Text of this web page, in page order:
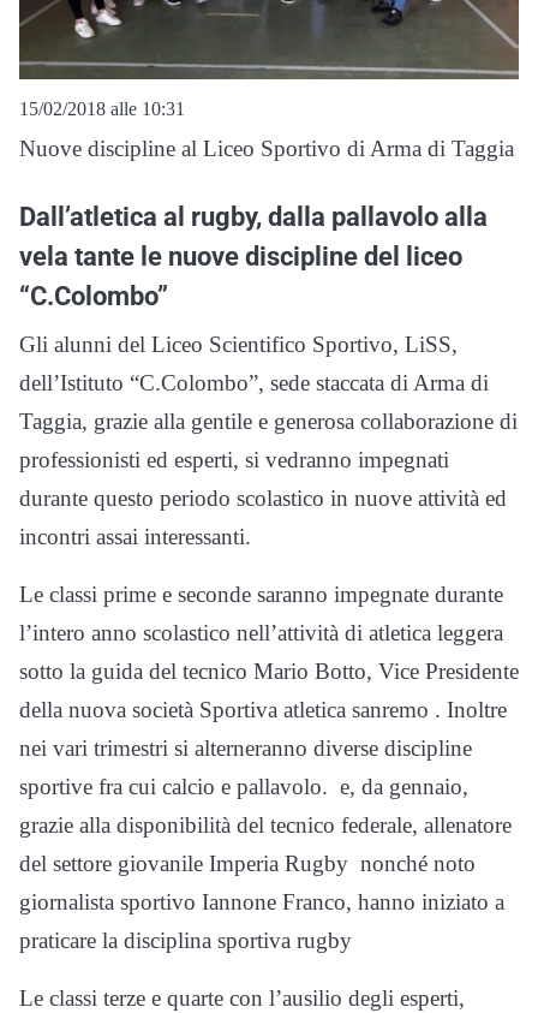
15/02/2018 alle 10:31
Nuove discipline al Liceo Sportivo di Arma di Taggia
Dall’atletica al rugby, dalla pallavolo alla
vela tante le nuove discipline del liceo
“C.Colombo”
Gli alunni del Liceo Scientifico Sportivo, LiSS,
dell’Istituto “C.Colombo”, sede staccata di Arma di
Taggia, grazie alla gentile e generosa collaborazione di
professionisti ed esperti, si vedranno impegnati
durante questo periodo scolastico in nuove attività ed
incontri assai interessanti.
Le classi prime e seconde saranno impegnate durante
l’intero anno scolastico nell’attività di atletica leggera
sotto la guida del tecnico Mario Botto, Vice Presidente
della nuova società Sportiva atletica sanremo . Inoltre
nei vari trimestri si alterneranno diverse discipline
sportive fra cui calcio e pallavolo. e, da gennaio,
grazie alla disponibilità del tecnico federale, allenatore
del settore giovanile Imperia Rugby nonché noto
giornalista sportivo Iannone Franco, hanno iniziato a
praticare la disciplina sportiva rugby
Le classi terze e quarte con l’ausilio degli esperti,